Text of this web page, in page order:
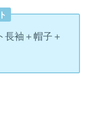
長袖＋帽子＋